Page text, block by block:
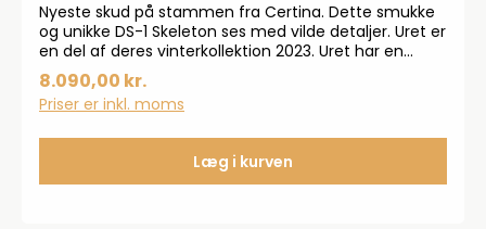
Nyeste skud på stammen fra Certina. Dette smukke
og unikke DS-1 Skeleton ses med vilde detaljer. Uret er
en del af deres vinterkollektion 2023. Uret har en
diameter på 40 mm. i rustfrit stål med
læderrem. Automatik urværk betyder at uret
trækkes op ved almindelige håndledsbevægelse
8.090,00 kr.
Priser er inkl. moms
Læg i kurven